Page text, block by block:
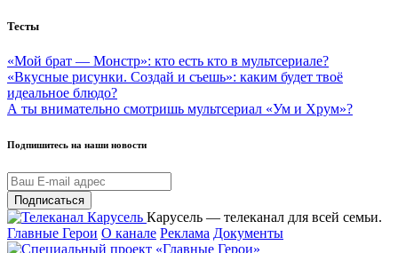
Тесты
«Мой брат — Монстр»: кто есть кто в мультсериале?
«Вкусные рисунки. Создай и съешь»: каким будет твоё
идеальное блюдо?
А ты внимательно смотришь мультсериал «Ум и Хрум»?
Подпишитесь на наши новости
Подписаться
Карусель — телеканал для всей семьи.
Главные Герои О канале Реклама Документы